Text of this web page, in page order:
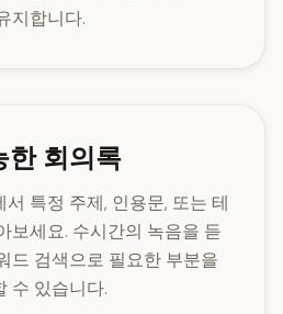
지합니다.
한 회의록
서 특정 주제, 인용문, 또는 테
보세요. 수시간의 녹음을 듣
드 검색으로 필요한 부분을
수 있습니다.